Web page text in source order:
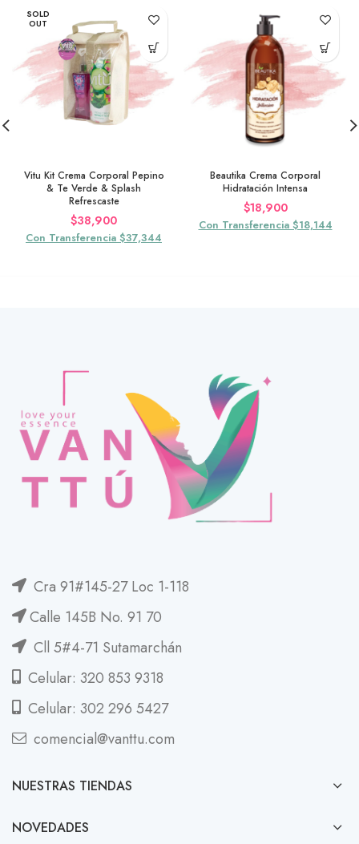
SOLD
OUT
Vitu Kit Crema Corporal Pepino
& Te Verde & Splash
Refrescaste
$38,900
Con Transferencia $37,344
Beautika Crema Corporal
Hidratación Intensa
$18,900
Con Transferencia $18,144
Cra 91#145-27 Loc 1-118
Calle 145B No. 91 70
Cll 5#4-71 Sutamarchán
Celular: 320 853 9318
Celular: 302 296 5427
comencial@vanttu.com
NUESTRAS TIENDAS
NOVEDADES